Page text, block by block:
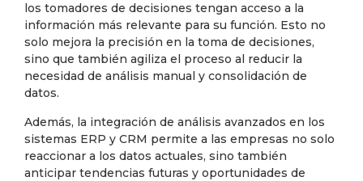
los tomadores de decisiones tengan acceso a la
información más relevante para su función. Esto no
solo mejora la precisión en la toma de decisiones,
sino que también agiliza el proceso al reducir la
necesidad de análisis manual y consolidación de
datos.
Además, la integración de análisis avanzados en los
sistemas ERP y CRM permite a las empresas no solo
reaccionar a los datos actuales, sino también
anticipar tendencias futuras y oportunidades de